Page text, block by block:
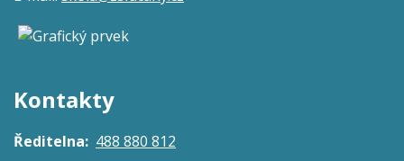
Kontakty
Ředitelna: 488 880 812